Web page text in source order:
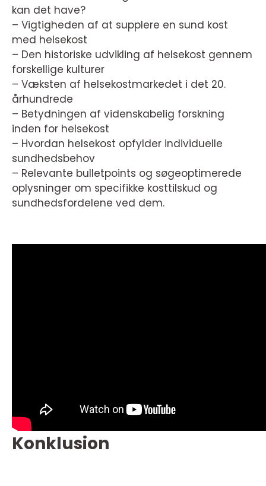
kan det have?
– Vigtigheden af at supplere en sund kost
med helsekost
– Den historiske udvikling af helsekost gennem
forskellige kulturer
– Væksten af helsekostmarkedet i det 20.
århundrede
– Betydningen af videnskabelig forskning
inden for helsekost
– Hvordan helsekost opfylder individuelle
sundhedsbehov
– Relevante bulletpoints og søgeoptimerede
oplysninger om specifikke kosttilskud og
sundhedsfordelene ved dem.
Konklusion